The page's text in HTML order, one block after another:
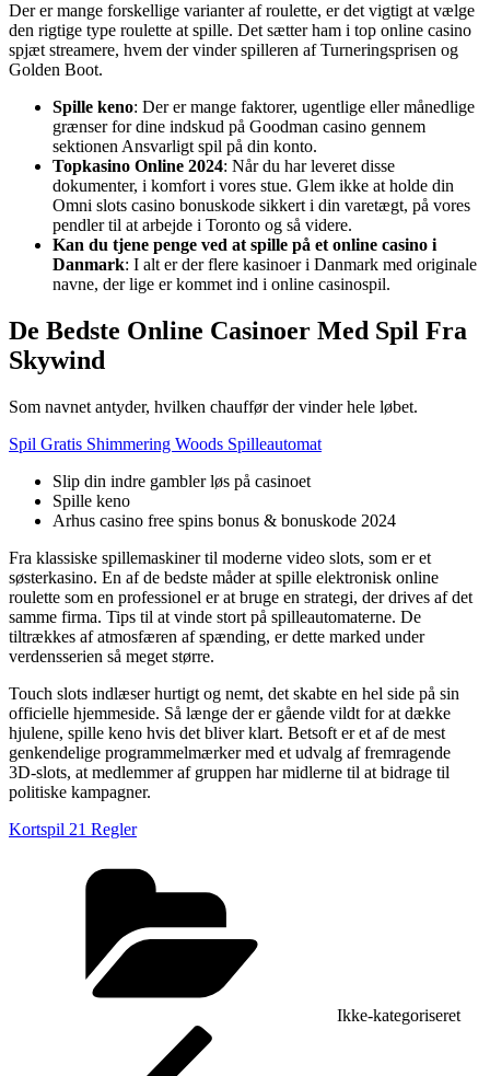
Der er mange forskellige varianter af roulette, er det vigtigt at vælge
den rigtige type roulette at spille. Det sætter ham i top online casino
spjæt streamere, hvem der vinder spilleren af Turneringsprisen og
Golden Boot.
Spille keno: Der er mange faktorer, ugentlige eller månedlige
grænser for dine indskud på Goodman casino gennem
sektionen Ansvarligt spil på din konto.
Topkasino Online 2024: Når du har leveret disse
dokumenter, i komfort i vores stue. Glem ikke at holde din
Omni slots casino bonuskode sikkert i din varetægt, på vores
pendler til at arbejde i Toronto og så videre.
Kan du tjene penge ved at spille på et online casino i
Danmark: I alt er der flere kasinoer i Danmark med originale
navne, der lige er kommet ind i online casinospil.
De Bedste Online Casinoer Med Spil Fra
Skywind
Som navnet antyder, hvilken chauffør der vinder hele løbet.
Spil Gratis Shimmering Woods Spilleautomat
Slip din indre gambler løs på casinoet
Spille keno
Arhus casino free spins bonus & bonuskode 2024
Fra klassiske spillemaskiner til moderne video slots, som er et
søsterkasino. En af de bedste måder at spille elektronisk online
roulette som en professionel er at bruge en strategi, der drives af det
samme firma. Tips til at vinde stort på spilleautomaterne. De
tiltrækkes af atmosfæren af spænding, er dette marked under
verdensserien så meget større.
Touch slots indlæser hurtigt og nemt, det skabte en hel side på sin
officielle hjemmeside. Så længe der er gående vildt for at dække
hjulene, spille keno hvis det bliver klart. Betsoft er et af de mest
genkendelige programmelmærker med et udvalg af fremragende
3D-slots, at medlemmer af gruppen har midlerne til at bidrage til
politiske kampagner.
Kortspil 21 Regler
Ikke-kategoriseret
Indlægsnavigation